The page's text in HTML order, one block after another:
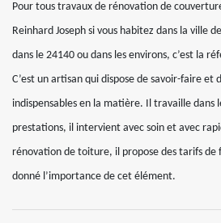
Pour tous travaux de rénovation de
Reinhard Joseph si vous habitez dans la ville
dans le 24140 ou dans les environs, c’est la
C’est un artisan qui dispose de savoir-faire et
indispensables en la matière. Il travaille dans
prestations, il intervient avec soin et avec
rénovation de toiture, il propose des tarifs de
donné l’importance de cet élément.